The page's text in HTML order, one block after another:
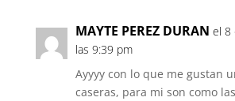
MAYTE PEREZ DURAN el 8
las 9:39 pm
Ayyyy con lo que me gustan
caseras, para mi son como